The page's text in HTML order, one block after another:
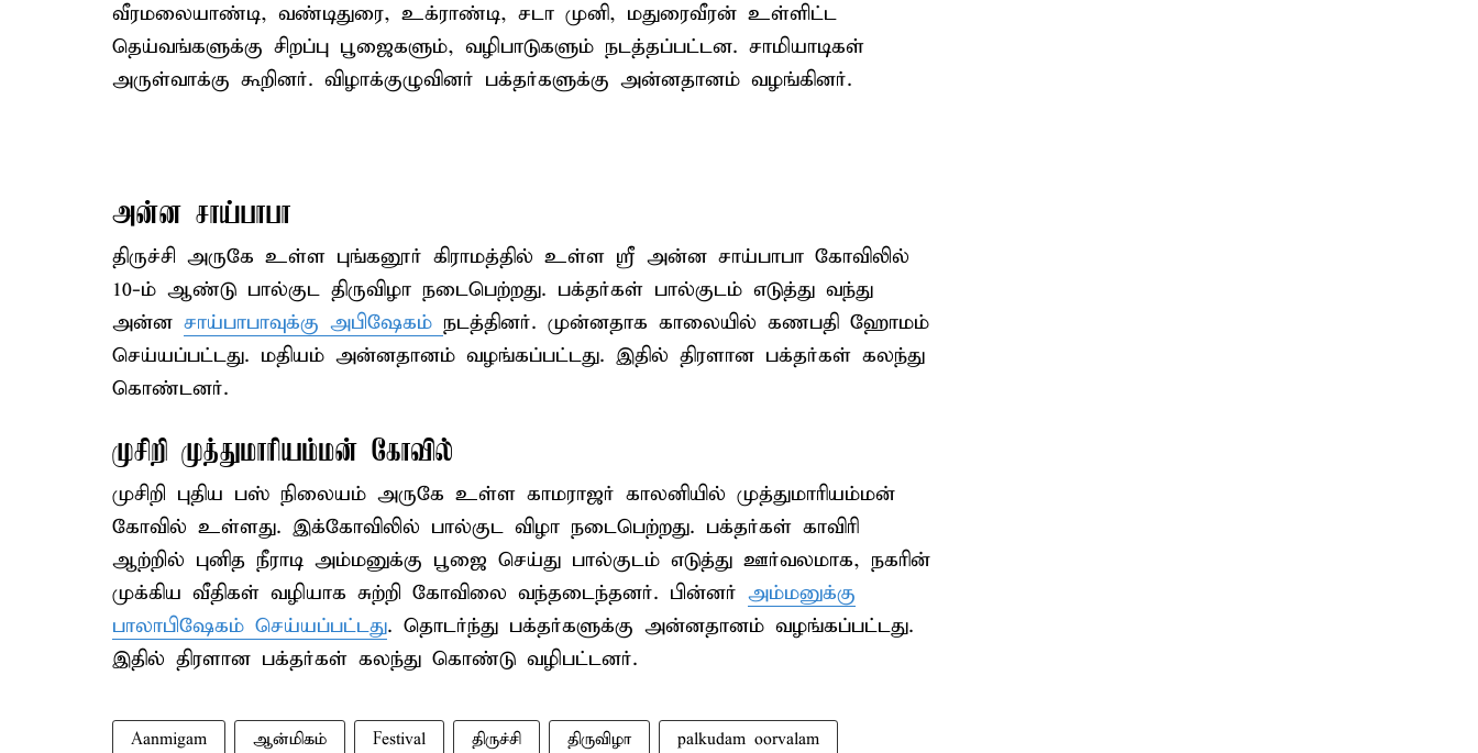
வீரமலையாண்டி, வண்டிதுரை, உக்ராண்டி, சடா முனி, மதுரைவீரன் உள்ளிட்ட
தெய்வங்களுக்கு சிறப்பு பூஜைகளும், வழிபாடுகளும் நடத்தப்பட்டன. சாமியாடிகள்
அருள்வாக்கு கூறினர். விழாக்குழுவினர் பக்தர்களுக்கு அன்னதானம் வழங்கினர்.
அன்ன சாய்பாபா
திருச்சி அருகே உள்ள புங்கனூர் கிராமத்தில் உள்ள ஸ்ரீ அன்ன சாய்பாபா கோவிலில்
10-ம் ஆண்டு பால்குட திருவிழா நடைபெற்றது. பக்தர்கள் பால்குடம் எடுத்து வந்து
அன்ன சாய்பாபாவுக்கு அபிஷேகம் நடத்தினர். முன்னதாக காலையில் கணபதி ஹோமம்
செய்யப்பட்டது. மதியம் அன்னதானம் வழங்கப்பட்டது. இதில் திரளான பக்தர்கள் கலந்து
கொண்டனர்.
முசிறி முத்துமாரியம்மன் கோவில்
முசிறி புதிய பஸ் நிலையம் அருகே உள்ள காமராஜர் காலனியில் முத்துமாரியம்மன்
கோவில் உள்ளது. இக்கோவிலில் பால்குட விழா நடைபெற்றது. பக்தர்கள் காவிரி
ஆற்றில் புனித நீராடி அம்மனுக்கு பூஜை செய்து பால்குடம் எடுத்து ஊர்வலமாக, நகரின்
முக்கிய வீதிகள் வழியாக சுற்றி கோவிலை வந்தடைந்தனர். பின்னர் அம்மனுக்கு
பாலாபிஷேகம் செய்யப்பட்டது. தொடர்ந்து பக்தர்களுக்கு அன்னதானம் வழங்கப்பட்டது.
இதில் திரளான பக்தர்கள் கலந்து கொண்டு வழிபட்டனர்.
Aanmigam ஆன்மிகம் Festival திருச்சி திருவிழா palkudam oorvalam